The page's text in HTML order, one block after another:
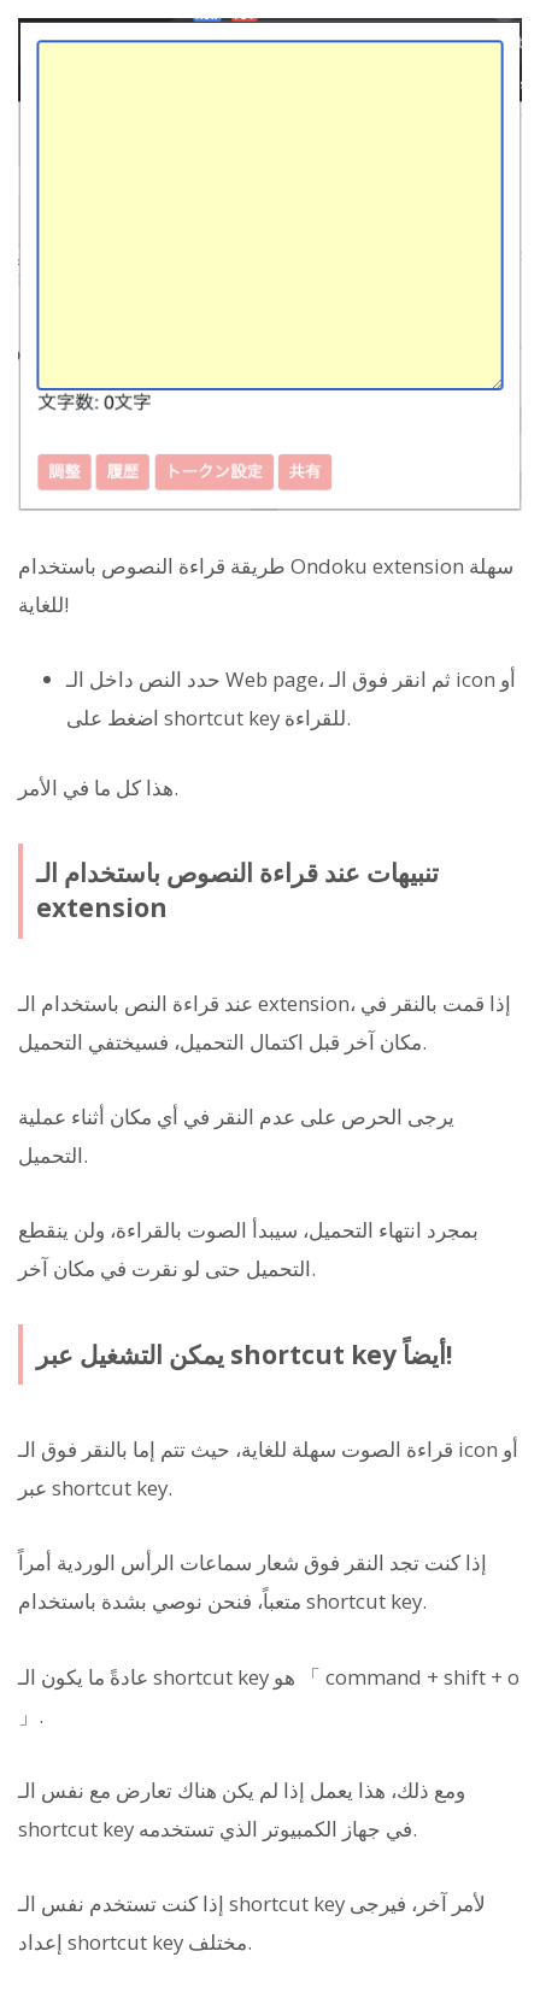
طريقة قراءة النصوص باستخدام Ondoku extension سهلة
للغاية!
حدد النص داخل الـ Web page، ثم انقر فوق الـ icon أو
اضغط على shortcut key للقراءة.
هذا كل ما في الأمر.
تنبيهات عند قراءة النصوص باستخدام الـ
extension
عند قراءة النص باستخدام الـ extension، إذا قمت بالنقر في
مكان آخر قبل اكتمال التحميل، فسيختفي التحميل.
يرجى الحرص على عدم النقر في أي مكان أثناء عملية
التحميل.
بمجرد انتهاء التحميل، سيبدأ الصوت بالقراءة، ولن ينقطع
التحميل حتى لو نقرت في مكان آخر.
يمكن التشغيل عبر shortcut key أيضاً!
قراءة الصوت سهلة للغاية، حيث تتم إما بالنقر فوق الـ icon أو
عبر shortcut key.
إذا كنت تجد النقر فوق شعار سماعات الرأس الوردية أمراً
متعباً، فنحن نوصي بشدة باستخدام shortcut key.
عادةً ما يكون الـ shortcut key هو 「 command + shift + o
」.
ومع ذلك، هذا يعمل إذا لم يكن هناك تعارض مع نفس الـ
shortcut key في جهاز الكمبيوتر الذي تستخدمه.
إذا كنت تستخدم نفس الـ shortcut key لأمر آخر، فيرجى
إعداد shortcut key مختلف.